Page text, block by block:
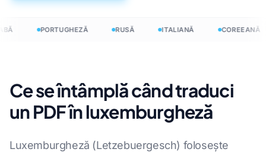
PORTUGHEZĂ RUSĂ ITALIANĂ COREEANĂ
Ce se întâmplă când traduci
un PDF în luxemburgheză
Luxemburgheză (Letzebuergesch) folosește